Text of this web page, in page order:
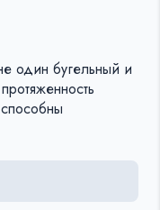
один бугельный и